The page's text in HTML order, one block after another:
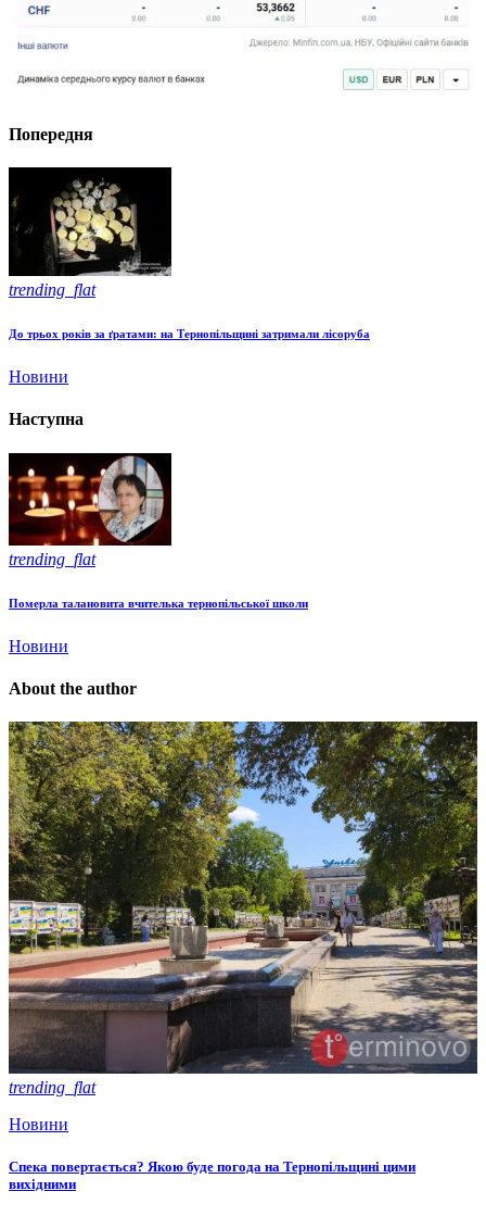
Попередня
trending_flat
До трьох років за ґратами: на Тернопільщині затримали лісоруба
Новини
Наступна
trending_flat
Померла талановита вчителька тернопільської школи
Новини
About the author
trending_flat
Новини
Спека повертається? Якою буде погода на Тернопільщині цими
вихідними